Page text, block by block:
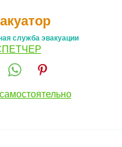
служба эвакуации